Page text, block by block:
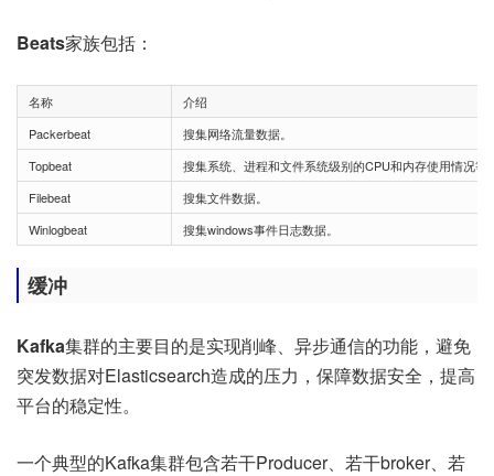
Beats家族包括：
名称
介绍
Packerbeat
搜集网络流量数据。
Topbeat
搜集系统、进程和文件系统级别的CPU和内存使用情况等
Filebeat
搜集文件数据。
Winlogbeat
搜集windows事件日志数据。
缓冲
Kafka集群的主要目的是实现削峰、异步通信的功能，避免
突发数据对Elasticsearch造成的压力，保障数据安全，提高
平台的稳定性。
一个典型的Kafka集群包含若干Producer、若干broker、若